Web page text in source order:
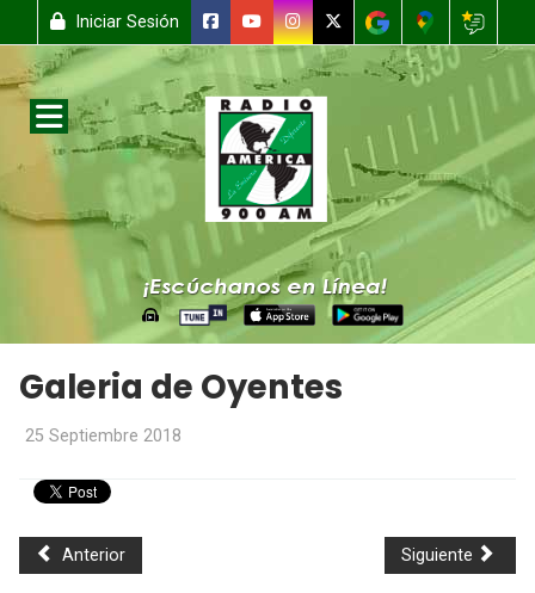
Iniciar Sesión
Galeria de Oyentes
25 Septiembre 2018
Anterior Siguiente